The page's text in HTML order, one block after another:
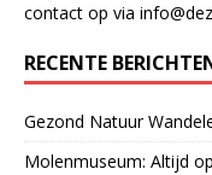
contact op via
RECENTE
Gezond Natuur
Molenmuseum: Altijd